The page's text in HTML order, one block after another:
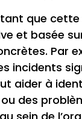
que
et basée
Par
incidents
aider à
des